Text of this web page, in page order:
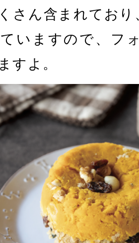
さん含まれてお
いますので、フ
すよ。